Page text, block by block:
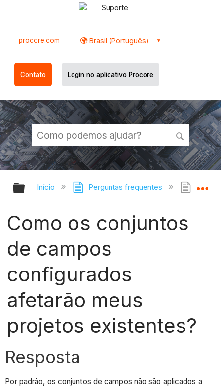
Suporte
procore.com Brasil (Português)
Contato Login no aplicativo Procore
Expandir/recolher hierarquia
Início Perguntas frequentes
Como os conjuntos
de campos
configurados
afetarão meus
projetos existentes?
Resposta
Por padrão, os conjuntos de campos não são aplicados a